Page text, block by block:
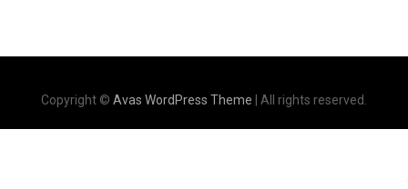
Copyright © Avas WordPress Theme | All rights reserved.